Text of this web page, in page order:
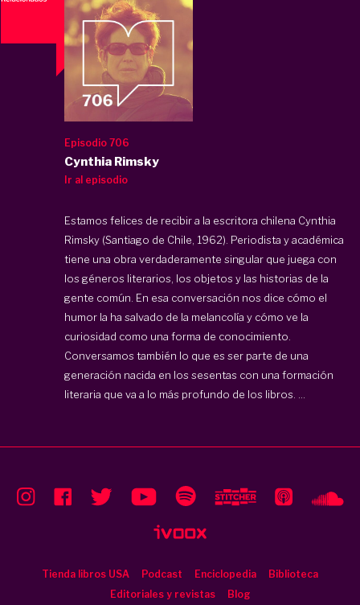
Episodio 706
Cynthia Rimsky
Ir al episodio
Estamos felices de recibir a la escritora chilena Cynthia
Rimsky (Santiago de Chile, 1962). Periodista y académica
tiene una obra verdaderamente singular que juega con
los géneros literarios, los objetos y las historias de la
gente común. En esa conversación nos dice cómo el
humor la ha salvado de la melancolía y cómo ve la
curiosidad como una forma de conocimiento.
Conversamos también lo que es ser parte de una
generación nacida en los sesentas con una formación
literaria que va a lo más profundo de los libros. ...
Tienda libros USA Podcast Enciclopedia
Biblioteca
Editoriales y revistas
Blog